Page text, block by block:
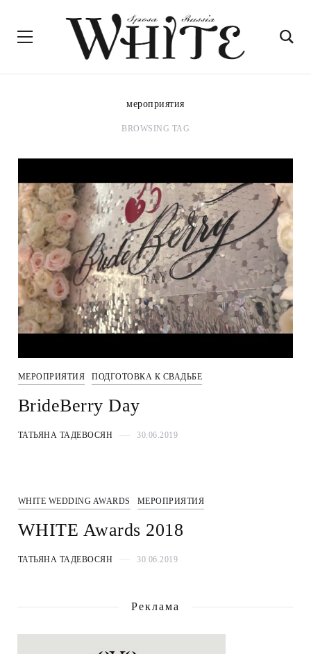
мероприятия
BROWSING TAG
МЕРОПРИЯТИЯ ПОДГОТОВКА К СВАДЬБЕ
BrideBerry Day
ТАТЬЯНА ТАДЕВОСЯН 30.06.2019
WHITE WEDDING AWARDS МЕРОПРИЯТИЯ
WHITE Awards 2018
ТАТЬЯНА ТАДЕВОСЯН 30.06.2019
Реклама